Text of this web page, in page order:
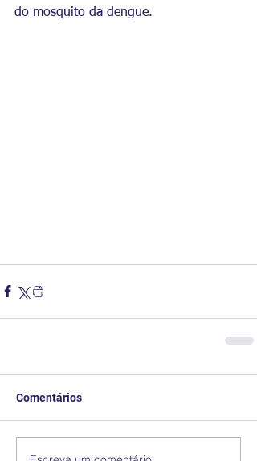
do mosquito da dengue.
Comentários